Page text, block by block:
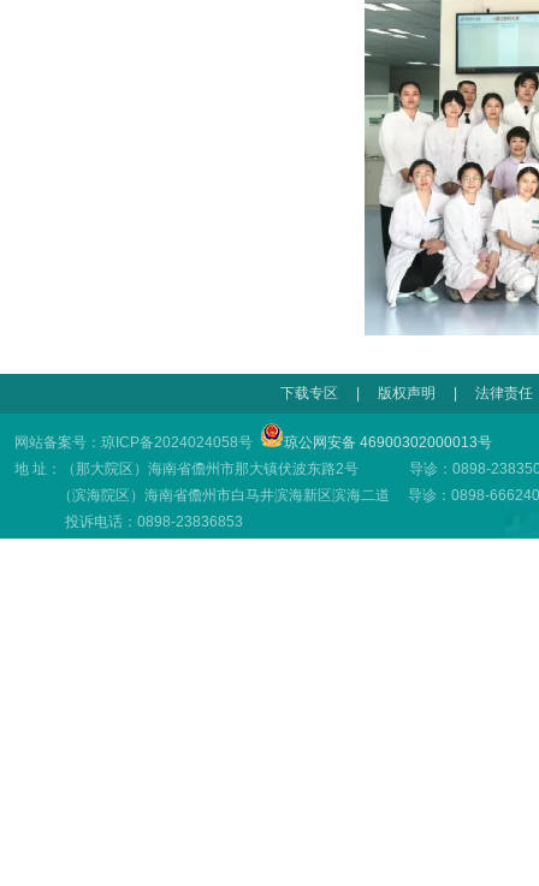
下载专区 版权声明 法律责任
网站备案号：琼ICP备2024024058号
琼公网安备 46900302000013号
地 址：（那大院区）海南省儋州市那大镇伏波东路2号 导诊：0898-
（滨海院区）海南省儋州市白马井滨海新区滨海二道 导诊：0898-
投诉电话：0898-23836853